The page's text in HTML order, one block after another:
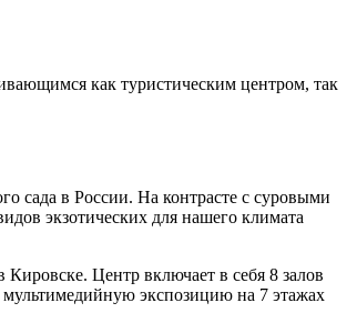
как туристическим центром, так
сада в России. На контрасте с суровыми
экзотических для нашего климата
Центр включает в себя 8 залов
экспозицию на 7 этажах